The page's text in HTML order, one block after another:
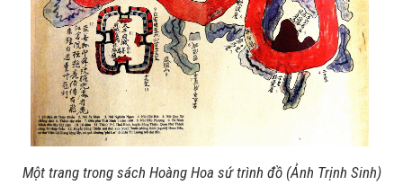
Một trang trong sách Hoàng Hoa sứ trình đồ (Ảnh Trịnh Sinh)